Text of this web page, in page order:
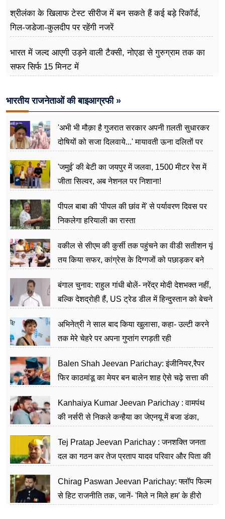
श्रीलंका के खिलाफ टेस्ट सीरीज में बन सकते हैं कई बड़े रिकॉर्ड,
गिल-जडेजा-कुलदीप पर रहेंगी नजरें
भारत में जल्द आएगी उड़ने वाली टैक्सी, नोएडा से गुरुग्राम तक का
सफर सिर्फ 15 मिनट में
भारतीय राजनेताओं की बाइआग्रफी »
'अभी भी मौक़ा है गुजरात सरकार अपनी ग़लती सुधारकर
दोषियों को सजा दिलवाये...' मायावती ऊना दलितों पर
'जमुई' की बेटी का जयपुर में जलवा, 1500 मीटर रेस में
जीता सिल्वर, अब नेशनल पर निशाना!
पीपल बाबा की 'पीपल की छांव में' से पर्यावरण दिवस पर
निकलेगा हरियाली का रास्ता
वकील से सीएम की कुर्सी तक पहुंचने का वीडी सतीशन यूं
तय किया सफर, कांग्रेस के दिग्गजों को पछाड़कर बने
बंगाल चुनाव: राहुल गांधी बोलें- नरेंद्र मोदी देशभक्त नहीं,
बल्कि देशद्रोही हैं, US ट्रेड डील में हिन्दुस्तान को बेचने
अभिनेत्री ने साल बाद किया खुलासा, कहा- उल्टी करने
तक मेरे चेहरे पर अपना गुप्तांग रगड़ती रही
Balen Shah Jeevan Parichay: इंजीनियर,रैपर
फिर काठमांडू का मेयर बन बालेन शाह ऐसे चढ़े सत्ता की
Kanhaiya Kumar Jeevan Parichay : वामपंथ
की नर्सरी से निकले कन्हैया का जेएनयू में बजा डंका,
Tej Pratap Jeevan Parichay : जनशक्ति जनता
दल का गठन कर तेज प्रताप यादव परिवार और पिता की
Chirag Paswan Jeevan Parichay: फ्लॉप फिल्म
से हिट राजनीति तक, जानें- 'मिले न मिले हम' के हीरो